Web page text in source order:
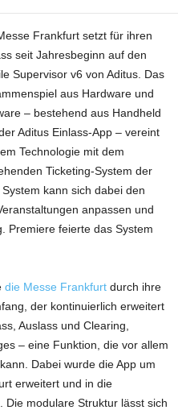
Frankfurt setzt für ihren
seit Jahresbeginn auf den
Supervisor v6 von Aditus. Das
aus Hardware und
– bestehend aus Handheld
Aditus Einlass-App – vereint
Technologie mit dem
Ticketing-System der
kann sich dabei den
anpassen und
Premiere feierte das System
die Messe Frankfurt durch ihre
der kontinuierlich erweitert
Auslass und Clearing,
– eine Funktion, die vor allem
Dabei wurde die App um
erweitert und in die
modulare Struktur lässt sich